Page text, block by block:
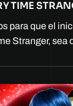
TIME
para que el
Stranger, sea